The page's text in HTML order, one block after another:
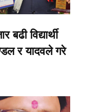
बढी विद्यार्थी
र यादवले गरे